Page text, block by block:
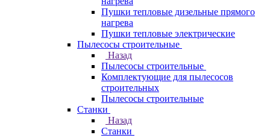
Пушки тепловые дизельные прямого
нагрева
Пушки тепловые электрические
Пылесосы строительные
Назад
Пылесосы строительные
Комплектующие для пылесосов
строительных
Пылесосы строительные
Станки
Назад
Станки